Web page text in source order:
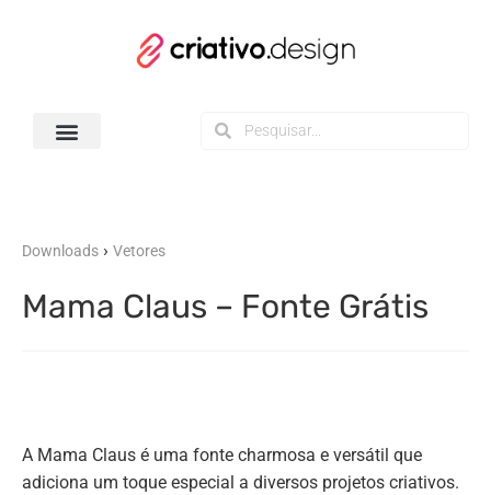
Downloads › Vetores
Mama Claus – Fonte Grátis
A Mama Claus é uma fonte charmosa e versátil que
adiciona um toque especial a diversos projetos criativos.